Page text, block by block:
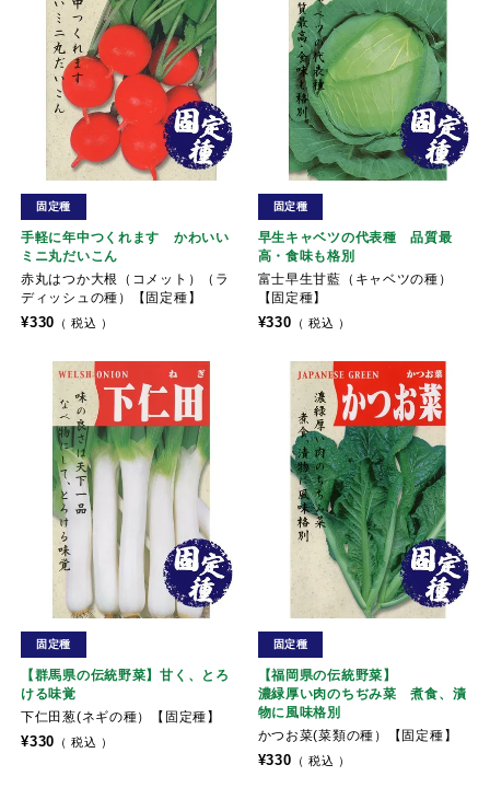
手軽に年中つくれます かわいい
ミニ丸だいこん
赤丸はつか大根（コメット）（ラ
ディッシュの種）【固定種】
固定種
¥330 税込
早生キャベツの代表種 品質最
高・食味も格別
富士早生甘藍（キャベツの種）
【固定種】
固定種
¥330 税込
【群馬県の伝統野菜】甘く、とろ
ける味覚
下仁田葱(ネギの種）【固定種】
固定種
¥330 税込
【福岡県の伝統野菜】
濃緑厚い肉のちぢみ菜 煮食、漬
物に風味格別
かつお菜(菜類の種）【固定種】
固定種
¥330 税込